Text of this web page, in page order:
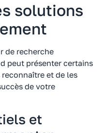
solutions
de recherche
peut présenter certains
et de les
de votre
et